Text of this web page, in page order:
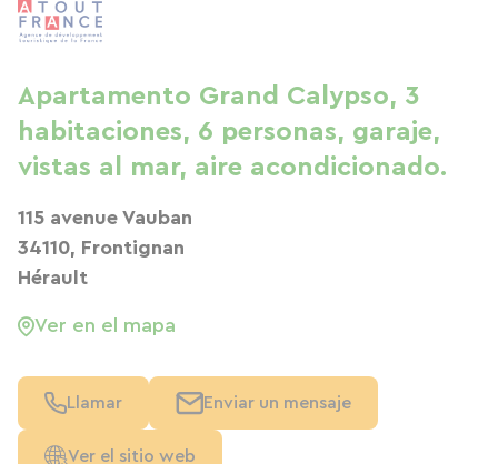
Apartamento Grand Calypso, 3
habitaciones, 6 personas, garaje,
vistas al mar, aire acondicionado.
115 avenue Vauban
34110, Frontignan
Hérault
Ver en el mapa
Llamar Enviar un mensaje
Ver el sitio web